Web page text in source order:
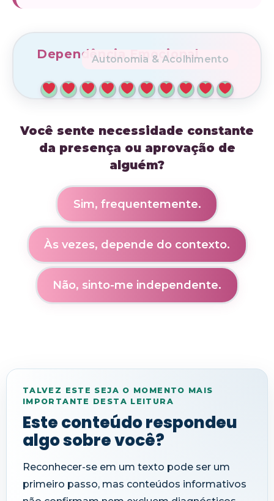
Dependência Emocional
Autonomia & Acolhimento
Você sente necessidade constante
da presença ou aprovação de
alguém?
Sim, frequentemente.
Às vezes, depende do contexto.
Não, sinto-me independente.
TALVEZ ESTE SEJA O MOMENTO MAIS
IMPORTANTE DESTA LEITURA
Este conteúdo respondeu
algo sobre você?
Reconhecer-se em um texto pode ser um
primeiro passo, mas conteúdos informativos